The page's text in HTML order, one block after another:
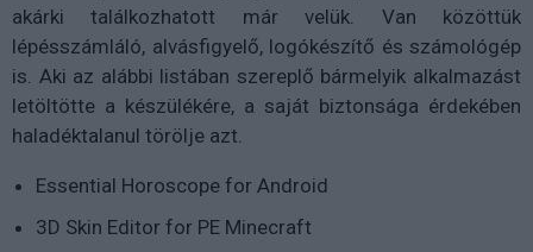
akárki találkozhatott már velük. Van közöttük
lépésszámláló, alvásfigyelő, logókészítő és számológép
is. Aki az alábbi listában szereplő bármelyik alkalmazást
letöltötte a készülékére, a saját biztonsága érdekében
haladéktalanul törölje azt.
Essential Horoscope for Android
3D Skin Editor for PE Minecraft